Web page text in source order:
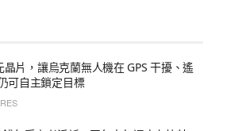
片，讓烏克蘭無人機在 GPS 干擾、遙
可自主鎖定目標